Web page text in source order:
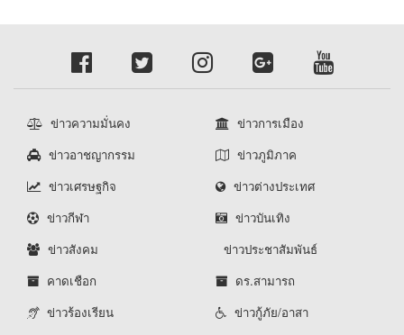
ข่าวความมั่นคง
ข่าวการเมือง
ข่าวอาชญากรรม
ข่าวภูมิภาค
ข่าวเศรษฐกิจ
ข่าวต่างประเทศ
ข่าวกีฬา
ข่าวบันเทิง
ข่าวสังคม
ข่าวประชาสัมพันธ์
คาดเชือก
ดร.สามารถ
ข่าวร้องเรียน
ข่าวกู้ภัย/อาสา